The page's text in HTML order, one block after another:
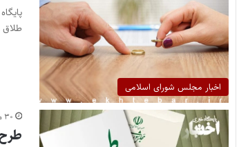
اخبار مجلس شورای اسلامی
طلاق
۳۰ مهر ۱۴۰۴